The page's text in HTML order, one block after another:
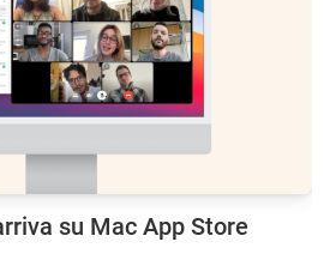
su Mac App Store